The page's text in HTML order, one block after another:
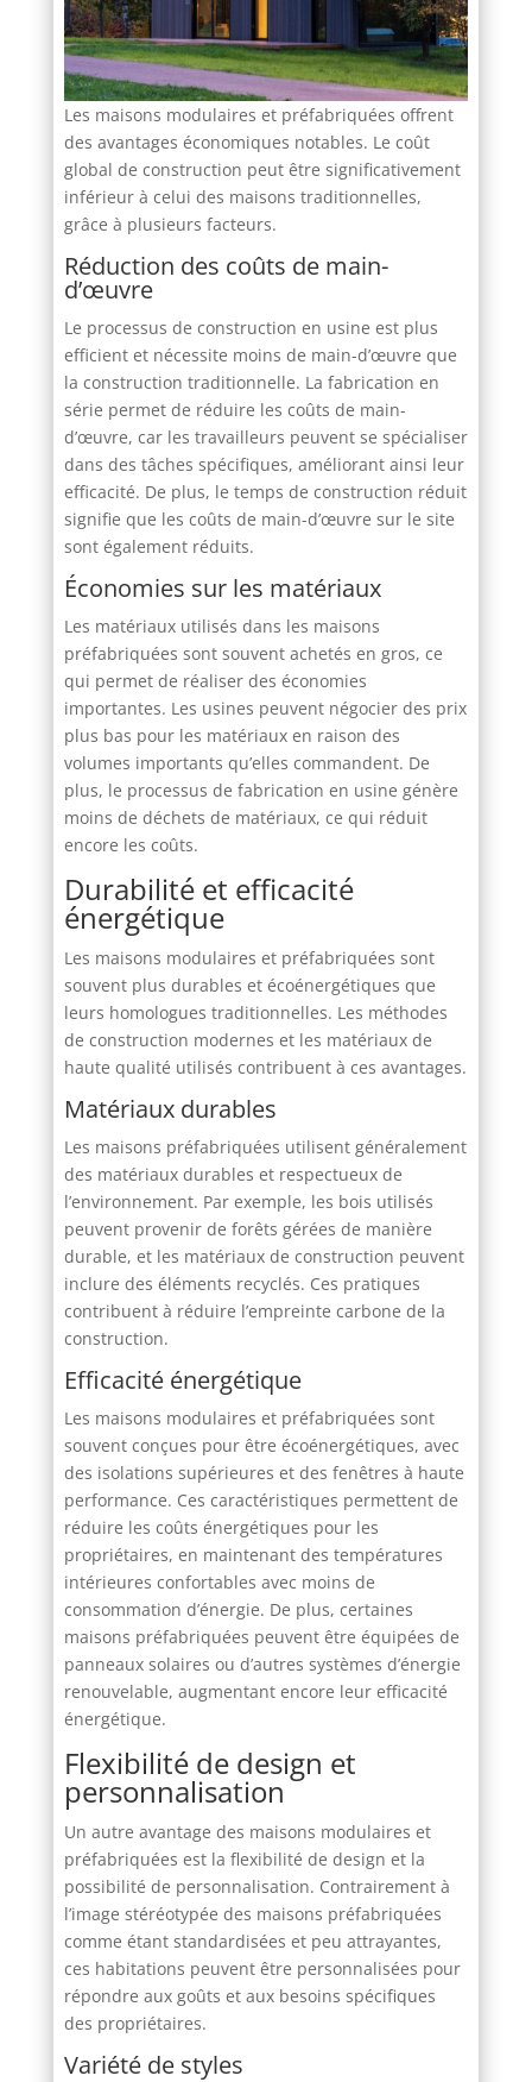
Les maisons modulaires et préfabriquées offrent
des avantages économiques notables. Le coût
global de construction peut être significativement
inférieur à celui des maisons traditionnelles,
grâce à plusieurs facteurs.
Réduction des coûts de main-
d’œuvre
Le processus de construction en usine est plus
efficient et nécessite moins de main-d’œuvre que
la construction traditionnelle. La fabrication en
série permet de réduire les coûts de main-
d’œuvre, car les travailleurs peuvent se spécialiser
dans des tâches spécifiques, améliorant ainsi leur
efficacité. De plus, le temps de construction réduit
signifie que les coûts de main-d’œuvre sur le site
sont également réduits.
Économies sur les matériaux
Les matériaux utilisés dans les maisons
préfabriquées sont souvent achetés en gros, ce
qui permet de réaliser des économies
importantes. Les usines peuvent négocier des prix
plus bas pour les matériaux en raison des
volumes importants qu’elles commandent. De
plus, le processus de fabrication en usine génère
moins de déchets de matériaux, ce qui réduit
encore les coûts.
Durabilité et efficacité
énergétique
Les maisons modulaires et préfabriquées sont
souvent plus durables et écoénergétiques que
leurs homologues traditionnelles. Les méthodes
de construction modernes et les matériaux de
haute qualité utilisés contribuent à ces avantages.
Matériaux durables
Les maisons préfabriquées utilisent généralement
des matériaux durables et respectueux de
l’environnement. Par exemple, les bois utilisés
peuvent provenir de forêts gérées de manière
durable, et les matériaux de construction peuvent
inclure des éléments recyclés. Ces pratiques
contribuent à réduire l’empreinte carbone de la
construction.
Efficacité énergétique
Les maisons modulaires et préfabriquées sont
souvent conçues pour être écoénergétiques, avec
des isolations supérieures et des fenêtres à haute
performance. Ces caractéristiques permettent de
réduire les coûts énergétiques pour les
propriétaires, en maintenant des températures
intérieures confortables avec moins de
consommation d’énergie. De plus, certaines
maisons préfabriquées peuvent être équipées de
panneaux solaires ou d’autres systèmes d’énergie
renouvelable, augmentant encore leur efficacité
énergétique.
Flexibilité de design et
personnalisation
Un autre avantage des maisons modulaires et
préfabriquées est la flexibilité de design et la
possibilité de personnalisation. Contrairement à
l’image stéréotypée des maisons préfabriquées
comme étant standardisées et peu attrayantes,
ces habitations peuvent être personnalisées pour
répondre aux goûts et aux besoins spécifiques
des propriétaires.
Variété de styles